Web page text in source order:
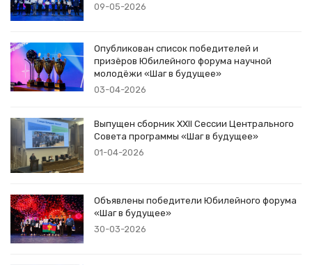
09-05-2026
Опубликован список победителей и
призёров Юбилейного форума научной
молодёжи «Шаг в будущее»
03-04-2026
Выпущен сборник XXII Сессии Центрального
Совета программы «Шаг в будущее»
01-04-2026
Объявлены победители Юбилейного форума
«Шаг в будущее»
30-03-2026